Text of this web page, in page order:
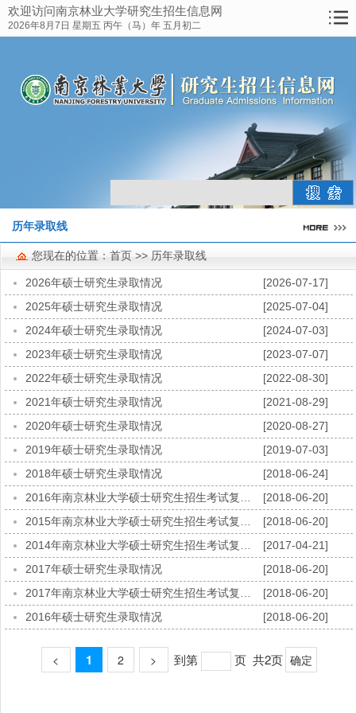
欢迎访问南京林业大学研究生招生信息网
2026年8月7日 星期五 丙午（马）年 五月初二
网站首页
招生简章
硕士招生
历年录取线
考点工作
历年录取线
您现在的位置： 首页 >> 历年录取线
2026年硕士研究生录取情况
[2026-07-17]
2025年硕士研究生录取情况
[2025-07-04]
2024年硕士研究生录取情况
[2024-07-03]
2023年硕士研究生录取情况
[2023-07-07]
2022年硕士研究生录取情况
[2022-08-30]
2021年硕士研究生录取情况
[2021-08-29]
2020年硕士研究生录取情况
[2020-08-27]
2019年硕士研究生录取情况
[2019-07-03]
2018年硕士研究生录取情况
[2018-06-24]
[2018-06-20]
[2018-06-20]
[2017-04-21]
2017年硕士研究生录取情况
[2018-06-20]
[2018-06-20]
2016年硕士研究生录取情况
[2018-06-20]
< 1 2 > 到第 页 共2页 确定